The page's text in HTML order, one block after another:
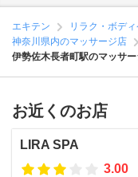
エキテン リラク・ボデ
神奈川県内のマッサージ店
伊勢佐木長者町駅のマッサ
お近くのお店
LIRA SPA
3.00